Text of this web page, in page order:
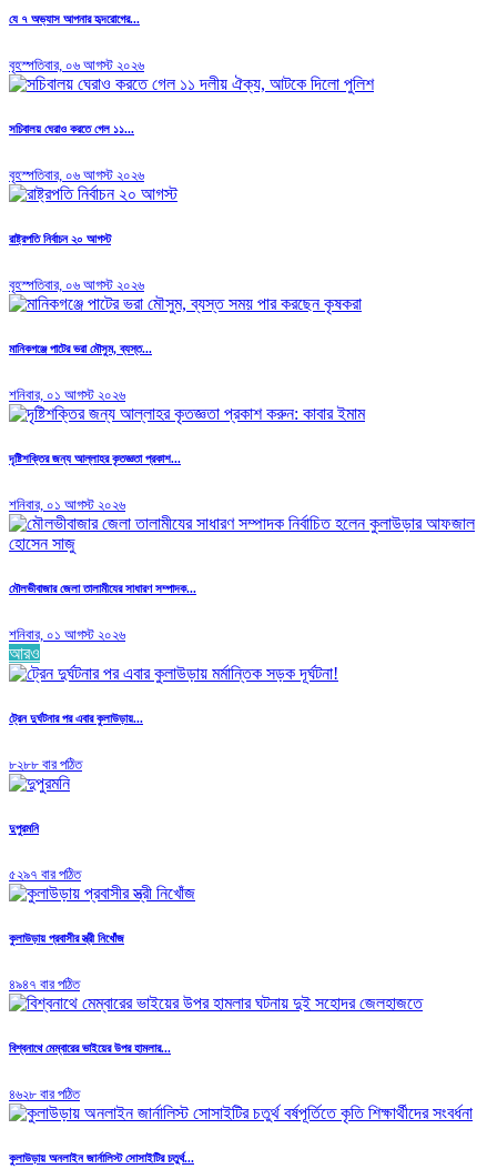
যে ৭ অভ্যাস আপনার হৃদরোগের...
বৃহস্পতিবার, ০৬ আগস্ট ২০২৬
সচিবালয় ঘেরাও করতে গেল ১১...
বৃহস্পতিবার, ০৬ আগস্ট ২০২৬
রাষ্ট্রপতি নির্বাচন ২০ আগস্ট
বৃহস্পতিবার, ০৬ আগস্ট ২০২৬
মানিকগঞ্জে পাটের ভরা মৌসুম, ব্যস্ত...
শনিবার, ০১ আগস্ট ২০২৬
দৃষ্টিশক্তির জন্য আল্লাহর কৃতজ্ঞতা প্রকাশ...
শনিবার, ০১ আগস্ট ২০২৬
মৌলভীবাজার জেলা তালামীযের সাধারণ সম্পাদক...
শনিবার, ০১ আগস্ট ২০২৬
আরও
ট্রেন দুর্ঘটনার পর এবার কুলাউড়ায়...
৮২৮৮ বার পঠিত
দুপুরমনি
৫২৯৭ বার পঠিত
কুলাউড়ায় প্রবাসীর স্ত্রী নিখোঁজ
৪৯৪৭ বার পঠিত
বিশ্বনাথে মেম্বারের ভাইয়ের উপর হামলার...
৪৬২৮ বার পঠিত
কুলাউড়ায় অনলাইন জার্নালিস্ট সোসাইটির চতুর্থ...